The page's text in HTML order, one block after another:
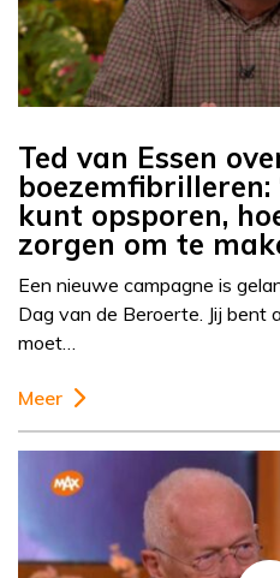
Ted van Essen
kunt opsporen,
zorgen om te
Een nieuwe campagne is
Dag van de Beroerte. Jij bent
moet…
Meer